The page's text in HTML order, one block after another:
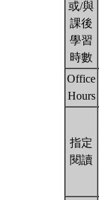
或/與
課後
學習
時數
Office
Hours
指定
閱讀